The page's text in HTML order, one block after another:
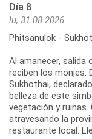
Día 8
lu, 31.08.2026
Phitsanulok -
Al amanecer, salida
reciben los monjes.
Sukhothai,
belleza de este
vegetación y ruinas.
atravesando la